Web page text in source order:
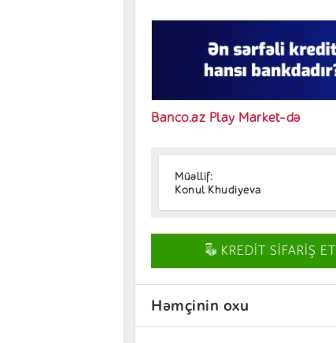
Banco.az Play Market-də
Müəllif:
Konul Khudiyeva
KREDİT SİFARİŞ ET
Həmçinin oxu